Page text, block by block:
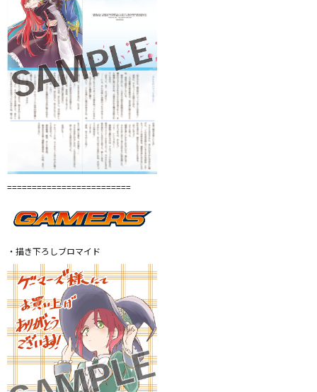
=========================
・描き下ろしブロマイド